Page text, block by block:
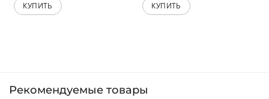
КУПИТЬ КУПИТЬ
Рекомендуемые товары